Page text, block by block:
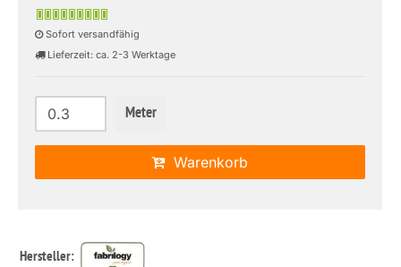
Sofort versandfähig
Lieferzeit: ca. 2-3 Werktage
Meter
Warenkorb
Hersteller: